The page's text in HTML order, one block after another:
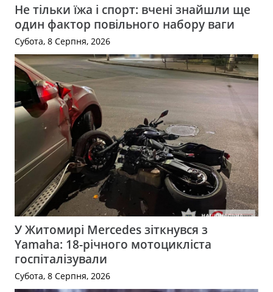
Не тільки їжа і спорт: вчені знайшли ще
один фактор повільного набору ваги
Субота, 8 Серпня, 2026
У Житомирі Mercedes зіткнувся з
Yamaha: 18-річного мотоцикліста
госпіталізували
Субота, 8 Серпня, 2026